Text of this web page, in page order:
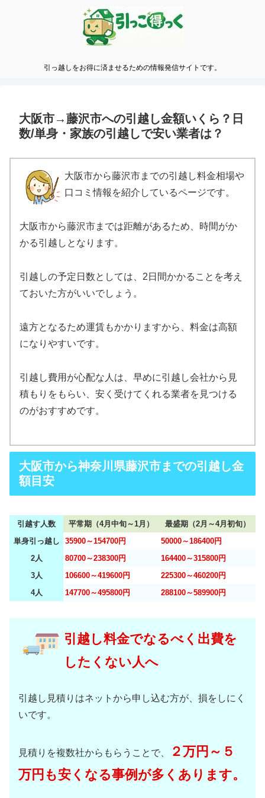
引っ越しをお得に済ませるための情報発信サイトです。
大阪市→藤沢市への引越し金額いくら？日
数/単身・家族の引越しで安い業者は？
大阪市から藤沢市までの引越し料金相場や
口コミ情報を紹介しているページです。
大阪市から藤沢市までは距離があるため、時間がか
かる引越しとなります。
引越しの予定日数としては、2日間かかることを考え
ておいた方がいいでしょう。
遠方となるため運賃もかかりますから、料金は高額
になりやすいです。
引越し費用が心配な人は、早めに引越し会社から見
積もりをもらい、安く受けてくれる業者を見つける
のがおすすめです。
大阪市から神奈川県藤沢市までの引越し金
額目安
引越す人数 平常期（4月中旬～1月）
最盛期（2月～4月初旬）
単身引っ越し
35900～154700円
50000～186400円
2人
80700～238300円
164400～315800円
3人
106600～419600円
225300～460200円
4人
147700～495800円 288100～589900円
引越し料金でなるべく出費を
したくない人へ
引越し見積りはネットから申し込む方が、損をしにく
いです。
見積りを複数社からもらうことで、
２万円～５
万円も安くなる事例が多くあります。